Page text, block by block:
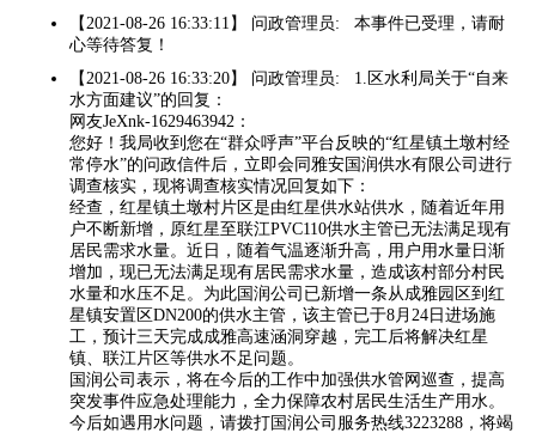
【2021-08-26 16:33:11】 问政管理员: 本事件已受理，请耐
心等待答复！
【2021-08-26 16:33:20】 问政管理员: 1.区水利局关于“自来
水方面建议”的回复：
网友JeXnk-1629463942：
您好！我局收到您在“群众呼声”平台反映的“红星镇土墩村经
常停水”的问政信件后，立即会同雅安国润供水有限公司进行
调查核实，现将调查核实情况回复如下：
经查，红星镇土墩村片区是由红星供水站供水，随着近年用
户不断新增，原红星至联江PVC110供水主管已无法满足现有
居民需求水量。近日，随着气温逐渐升高，用户用水量日渐
增加，现已无法满足现有居民需求水量，造成该村部分村民
水量和水压不足。为此国润公司已新增一条从成雅园区到红
星镇安置区DN200的供水主管，该主管已于8月24日进场施
工，预计三天完成成雅高速涵洞穿越，完工后将解决红星
镇、联江片区等供水不足问题。
国润公司表示，将在今后的工作中加强供水管网巡查，提高
突发事件应急处理能力，全力保障农村居民生活生产用水。
今后如遇用水问题，请拨打国润公司服务热线3223288，将竭